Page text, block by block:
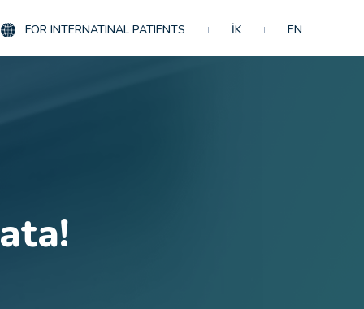
FOR INTERNATINAL PATIENTS İK EN